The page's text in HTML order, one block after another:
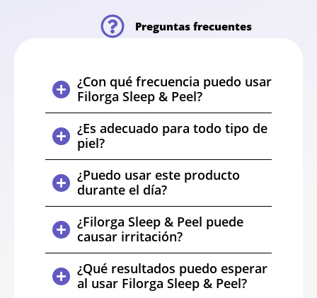
Preguntas frecuentes
¿Con qué frecuencia puedo usar
Filorga Sleep & Peel?
¿Es adecuado para todo tipo de
piel?
¿Puedo usar este producto
durante el día?
¿Filorga Sleep & Peel puede
causar irritación?
¿Qué resultados puedo esperar
al usar Filorga Sleep & Peel?